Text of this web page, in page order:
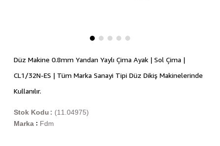
Düz Makine 0.8mm Yandan Yaylı Çima Ayak | Sol Çima |
CL1/32N-ES | Tüm Marka Sanayi Tipi Düz Dikiş Makinelerinde
Kullanılır.
(11.04975)
Stok Kodu
Marka : Fdm